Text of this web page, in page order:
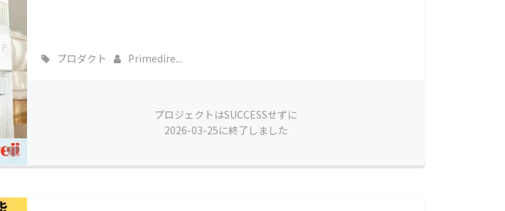
プロダクト Primedire...
プロジェクトはSUCCESSせずに
2026-03-25に終了しました